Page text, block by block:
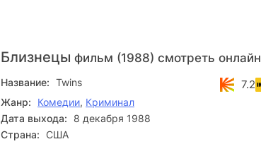
Близнецы фильм (1988) смотреть онлайн
Название: Twins 7.2
Жанр: Комедии, Криминал
Дата выхода:
8 декабря 1988
Страна: США